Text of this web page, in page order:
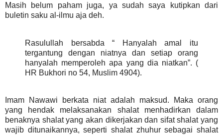
Masih belum paham juga, ya sudah saya kutipkan dari
buletin saku al-ilmu aja deh.
Rasulullah bersabda “ Hanyalah amal itu
tergantung dengan niatnya dan setiap orang
hanyalah memperoleh apa yang dia niatkan”. (
HR Bukhori no 54, Muslim 4904).
Imam Nawawi berkata niat adalah maksud. Maka orang
yang hendak melaksanakan shalat menhadirkan dalam
benaknya shalat yang akan dikerjakan dan sifat shalat yang
wajib ditunaikannya, seperti shalat zhuhur sebagai shalat